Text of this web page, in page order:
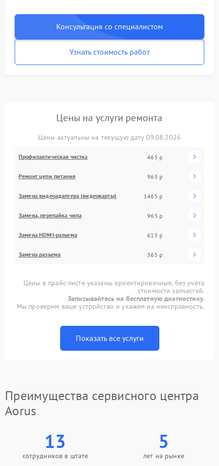
Консультация со специалистом
Узнать стоимость работ
Цены на услуги ремонта
Цены актуальны на текущую дату 09.08.2026
Профилактическая чистка 465 р
Ремонт цепи питания 965 р
Замена видеоадаптера (видеокарты) 1465 р
Замена, перепайка чипа 965 р
Замена HDMI-разъема 615 р
Замена разъема 365 р
Цены в прайс-листе указаны ориентировочные, без учета
стоимости запчастей.
Записывайтесь на бесплатную диагностику.
Мы проверим ваше устройство и укажем на неисправность.
Показать все услуги
Преимущества сервисного центра
Aorus
13
сотрудников в штате
5
лет на рынке